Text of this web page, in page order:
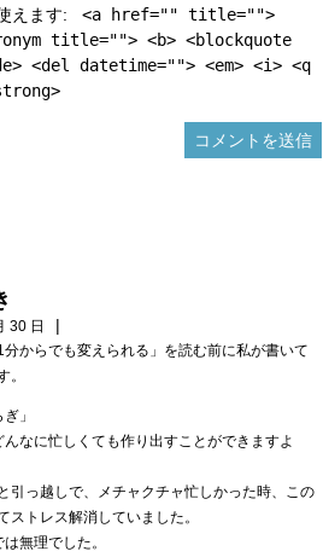
えます:
<a href="" title="">
title=""> <b> <blockquote
<del datetime=""> <em> <i> <q
30 日 |
分からでも変えられる」を読む前に私が書いて
。
」
なに忙しくても作り出すことができますよ
引っ越しで、メチャクチャ忙しかった時、この
ストレス解消していました。
無理でした。